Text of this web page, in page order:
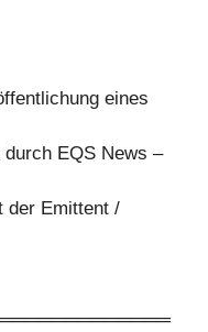
eines
EQS News –
der Emittent /